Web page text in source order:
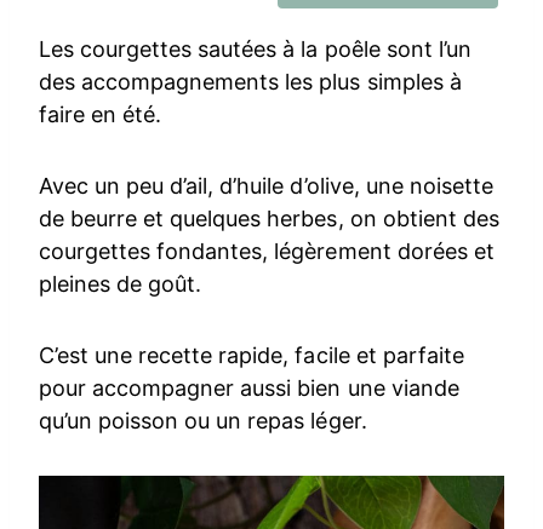
Les courgettes sautées à la poêle sont l’un
des accompagnements les plus simples à
faire en été.
Avec un peu d’ail, d’huile d’olive, une noisette
de beurre et quelques herbes, on obtient des
courgettes fondantes, légèrement dorées et
pleines de goût.
C’est une recette rapide, facile et parfaite
pour accompagner aussi bien une viande
qu’un poisson ou un repas léger.